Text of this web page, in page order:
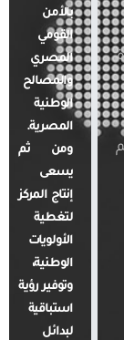
بالأمن
القومي
المصري
والمصالح
الوطنية
المصرية.
ومن ثم
يسعى
إنتاج المركز
لتغطية
الأولويات
الوطنية،
وتوفير رؤية
استباقية
لبدائل